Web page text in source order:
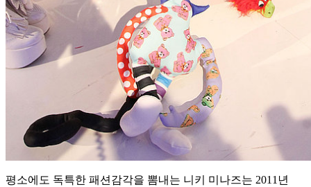
평소에도 독특한 패션감각을 뽐내는 니키 미나즈는 2011년